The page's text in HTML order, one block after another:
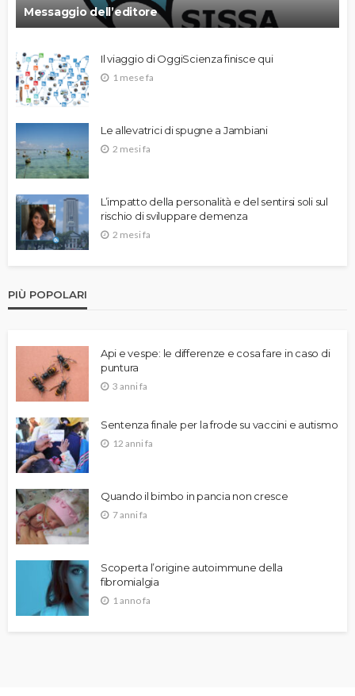
Messaggio dell’editore
Il viaggio di OggiScienza finisce qui
1 mese fa
Le allevatrici di spugne a Jambiani
2 mesi fa
L’impatto della personalità e del sentirsi soli sul
rischio di sviluppare demenza
2 mesi fa
PIÙ POPOLARI
Api e vespe: le differenze e cosa fare in caso di
puntura
3 anni fa
Sentenza finale per la frode su vaccini e autismo
12 anni fa
Quando il bimbo in pancia non cresce
7 anni fa
Scoperta l’origine autoimmune della
fibromialgia
1 anno fa